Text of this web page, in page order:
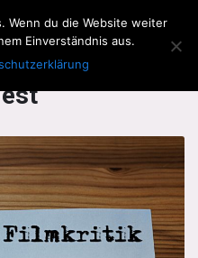
Wenn du die Website weiter
Einverständnis aus.